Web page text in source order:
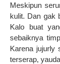
Meskipun
kulit. Dan gak
Kalo buat
sebaiknya
Karena jujurly
terserap,